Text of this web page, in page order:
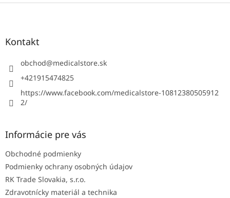
Z
Kontakt
obchod@medicalstore.sk
+421915474825
https://www.facebook.com/medicalstore-10812380505912
2/
Informácie pre vás
Obchodné podmienky
Podmienky ochrany osobných údajov
RK Trade Slovakia, s.r.o.
Zdravotnícky materiál a technika